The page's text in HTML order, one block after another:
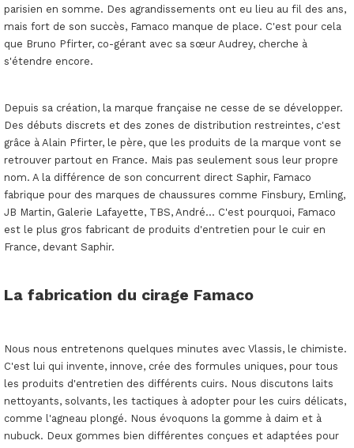
parisien en somme. Des agrandissements ont eu lieu au fil des ans,
mais fort de son succès, Famaco manque de place. C'est pour cela
que Bruno Pfirter, co-gérant avec sa sœur Audrey, cherche à
s'étendre encore.
Depuis sa création, la marque française ne cesse de se développer.
Des débuts discrets et des zones de distribution restreintes, c'est
grâce à Alain Pfirter, le père, que les produits de la marque vont se
retrouver partout en France. Mais pas seulement sous leur propre
nom. A la différence de son concurrent direct Saphir, Famaco
fabrique pour des marques de chaussures comme Finsbury, Emling,
JB Martin, Galerie Lafayette, TBS, André... C'est pourquoi, Famaco
est le plus gros fabricant de produits d'entretien pour le cuir en
France, devant Saphir.
La fabrication du cirage Famaco
Nous nous entretenons quelques minutes avec Vlassis, le chimiste.
C'est lui qui invente, innove, crée des formules uniques, pour tous
les produits d'entretien des différents cuirs. Nous discutons laits
nettoyants, solvants, les tactiques à adopter pour les cuirs délicats,
comme l'agneau plongé. Nous évoquons la gomme à daim et à
nubuck. Deux gommes bien différentes conçues et adaptées pour